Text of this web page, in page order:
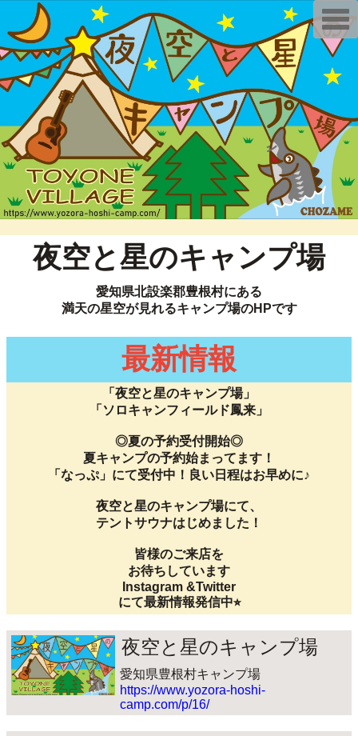
夜空と星のキャンプ場
愛知県北設楽郡豊根村にある
満天の星空が見れるキャンプ場のHPです
最新情報
「夜空と星のキャンプ場」
「ソロキャンフィールド鳳来」
◎夏の予約受付開始◎
夏キャンプの予約始まってます！
「なっぷ」にて受付中！良い日程はお早めに♪
夜空と星のキャンプ場にて、
テントサウナはじめました！
皆様のご来店を
お待ちしています
Instagram &Twitter
にて最新情報発信中⭐︎
夜空と星のキャンプ場
愛知県豊根村キャンプ場
https://www.yozora-hoshi-
camp.com/p/16/
T
o
g
g
e
n
i
g
a
t
o